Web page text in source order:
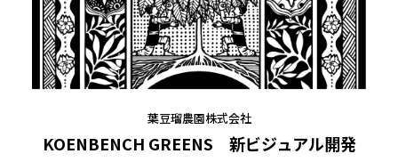
KOENBENCH GREENS 新ビジュアル開発
葉豆瑠農園株式会社